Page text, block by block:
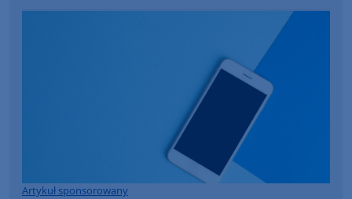
Artykuł sponsorowany